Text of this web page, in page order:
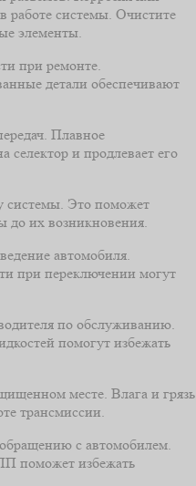
работе системы. Очистите
элементы.
при ремонте.
детали обеспечивают
Плавное
селектор и продлевает его
системы. Это поможет
до их возникновения.
автомобиля.
при переключении могут
по обслуживанию.
помогут избежать
месте. Влага и грязь
трансмиссии.
с автомобилем.
поможет избежать